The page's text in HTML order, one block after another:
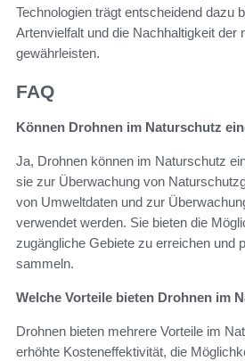
Technologien trägt entscheidend dazu
Artenvielfalt und die Nachhaltigkeit der
gewährleisten.
FAQ
Können Drohnen im Naturschutz
Ja, Drohnen können im Naturschutz
sie zur Überwachung von
von Umweltdaten und zur
verwendet werden. Sie bieten die
zugängliche Gebiete zu erreichen und
sammeln.
Welche Vorteile bieten Drohnen im
Drohnen bieten mehrere Vorteile im
erhöhte Kosteneffektivität, die